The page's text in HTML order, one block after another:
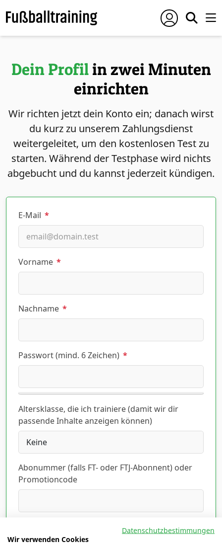
Dein Profilin zwei Minuten
einrichten
Wir richten jetzt dein Konto ein; danach wirst
du kurz zu unserem Zahlungsdienst
weitergeleitet, um den kostenlosen Test zu
starten. Während der Testphase wird nichts
abgebucht und du kannst jederzeit kündigen.
E-Mail *
Vorname *
Nachname *
Passwort (mind. 6 Zeichen) *
Altersklasse, die ich trainiere (damit wir dir
passende Inhalte anzeigen können)
Abonummer (falls FT- oder FTJ-Abonnent) oder
Promotioncode
Ich habe die Datenschutzerklärung gelesen
und akzeptiert.Hier lesen
Datenschutzbestimmungen
Wir verwenden Cookies